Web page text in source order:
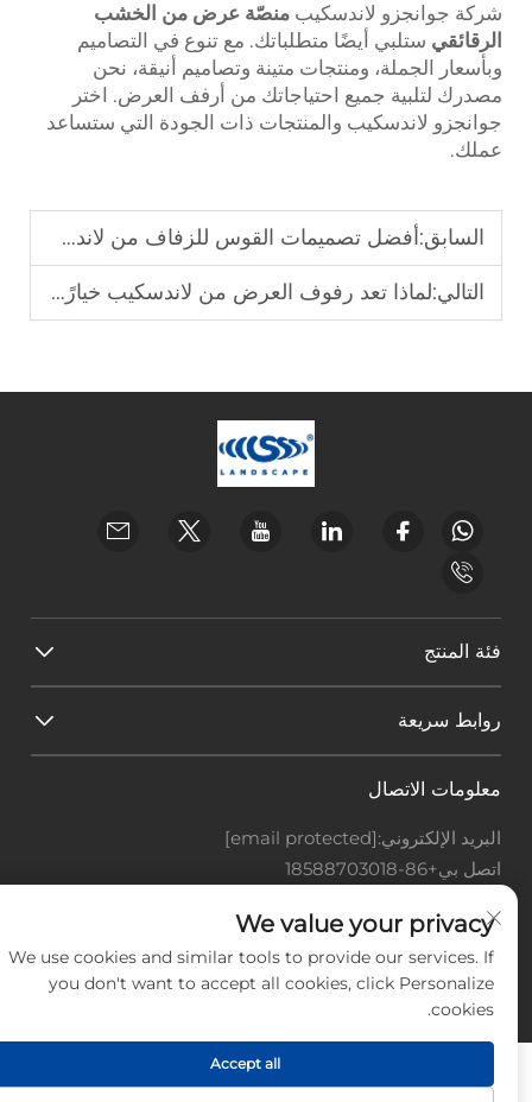
شركة جوانجزو لاندسكيبمنصّة عرض من الخشب
الرقائقيستلبي أيضًا متطلباتك. مع تنوع في التصاميم
وبأسعار الجملة، ومنتجات متينة وتصاميم أنيقة، نحن
مصدرك لتلبية جميع احتياجاتك من أرفف العرض. اختر
جوانجزو لاندسكيب والمنتجات ذات الجودة التي ستساعد
عملك.
السابق:أفضل تصميمات القوس للزفاف من لاندسكيب
التالي: لماذا تعد رفوف العرض من لاندسكيب خيارًا ذكيًا
فئة المنتج
روابط سريعة
معلومات الاتصال
البريد الإلكتروني:[email protected]
اتصل بي+86-18588703018
باييون، مدينة قوانغتشو، مقاطعة قوانغدونغ
حقوق النشر © شركة قوانغتشو لاندسكيب للتكنولوجيا
المحدودة، جميع الحقوق محفوظة. -
We value your privacy
We use cookies and similar tools to provide our services. If
you don't want to accept all cookies, click Personalize
cookies.
Accept all